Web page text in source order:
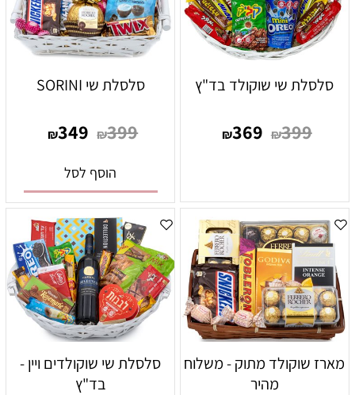
סלסלת שי שוקולד בד"ץ
₪399
₪369
סלסלת שי SORINI
₪399
₪349
הוסף לסל
מארז שוקולד מתוק - משלוח
מהיר
סלסלת שי שוקולדים ויין -
בד"ץ